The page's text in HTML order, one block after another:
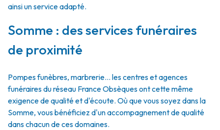
ainsi un service adapté.
Somme : des services funéraires
de proximité
Pompes funèbres, marbrerie… les centres et agences
funéraires du réseau France Obsèques ont cette même
exigence de qualité et d'écoute. Où que vous soyez dans la
Somme, vous bénéficiez d'un accompagnement de qualité
dans chacun de ces domaines.